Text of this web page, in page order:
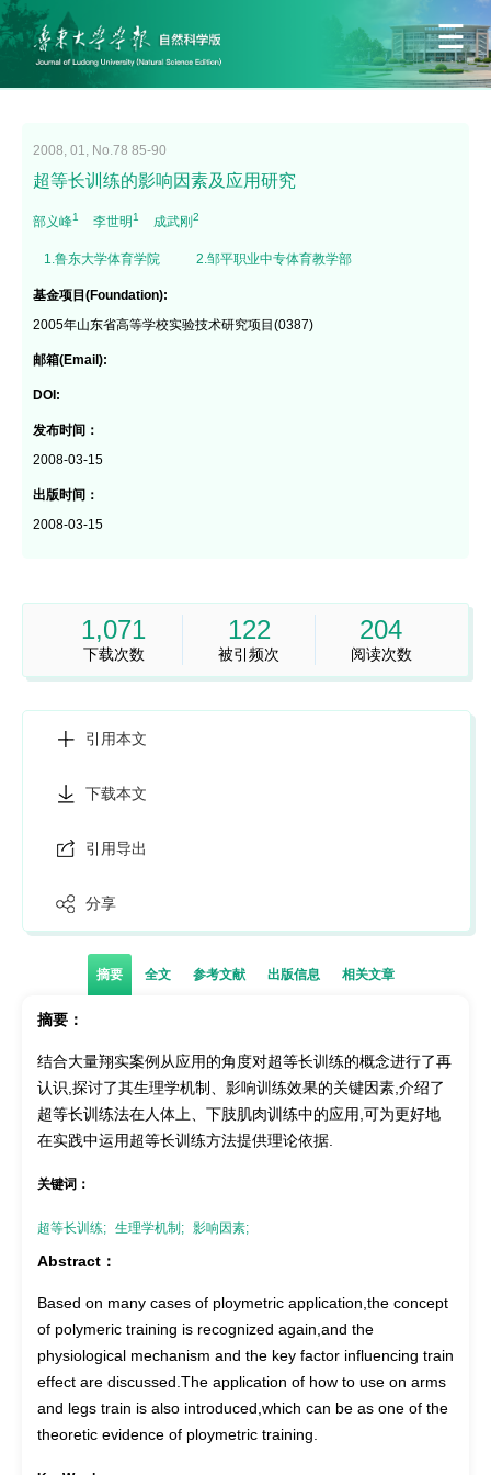
2008, 01, No.78 85-90
超等长训练的影响因素及应用研究
部义峰1 李世明 1 成武刚 2
1.鲁东大学体育学院 2.邹平职业中专体育教学部
基金项目(Foundation):
2005年山东省高等学校实验技术研究项目(0387)
邮箱(Email):
DOI:
发布时间：
2008-03-15
出版时间：
2008-03-15
1,071 122 204
下载次数 被引频次 阅读次数
引用本文
下载本文
引用导出
分享
摘要 全文 参考文献 出版信息 相关文章
摘要：
结合大量翔实案例从应用的角度对超等长训练的概念进行了再
认识,探讨了其生理学机制、影响训练效果的关键因素,介绍了
超等长训练法在人体上、下肢肌肉训练中的应用,可为更好地
在实践中运用超等长训练方法提供理论依据.
关键词：
超等长训练; 生理学机制; 影响因素;
Abstract：
Based on many cases of ploymetric application,the concept
of polymeric training is recognized again,and the
physiological mechanism and the key factor influencing train
effect are discussed.The application of how to use on arms
and legs train is also introduced,which can be as one of the
theoretic evidence of ploymetric training.